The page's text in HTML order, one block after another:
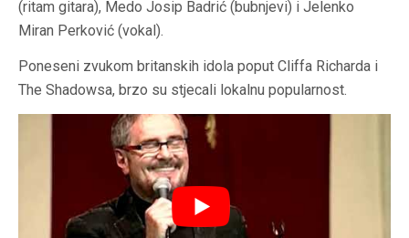
(ritam gitara), Medo Josip Badrić (bubnjevi) i Jelenko
Miran Perković (vokal).
Poneseni zvukom britanskih idola poput Cliffa Richarda i
The Shadowsa, brzo su stjecali lokalnu popularnost.